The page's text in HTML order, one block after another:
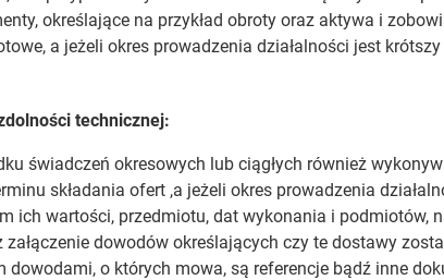
określające na przykład obroty oraz aktywa i
a jeżeli okres prowadzenia działalności jest
technicznej:
świadczeń okresowych lub ciągłych również
składania ofert ,a jeżeli okres prowadzenia
ich wartości, przedmiotu, dat wykonania i podmiotów,
dowodów określających czy te dostawy
dowodami, o których mowa, są referencje bądź inne